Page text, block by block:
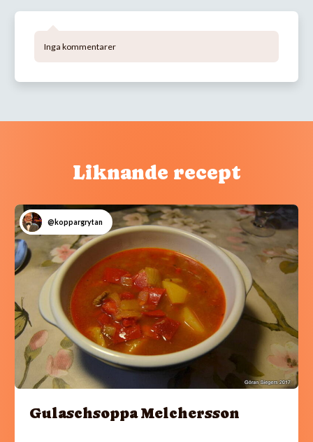
Inga kommentarer
Liknande recept
@koppargrytan
Gulaschsoppa Melchersson